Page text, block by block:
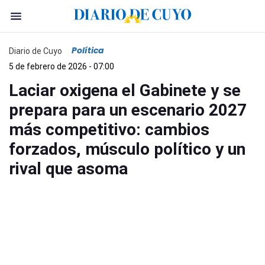
Diario de Cuyo Política
5 de febrero de 2026 - 07:00
Laciar oxigena el Gabinete y se
prepara para un escenario 2027
más competitivo: cambios
forzados, músculo político y un
rival que asoma